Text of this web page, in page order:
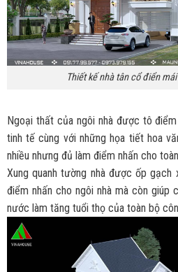
Thiết kế nhà tân cổ điển
Ngoại thất của ngôi nhà được tô
tinh tế cùng với những họa tiết hoa
nhiều nhưng đủ làm điểm nhấn cho
Xung quanh tường nhà được ốp
điểm nhấn cho ngôi nhà mà còn giúp
nước làm tăng tuổi thọ của toàn bộ